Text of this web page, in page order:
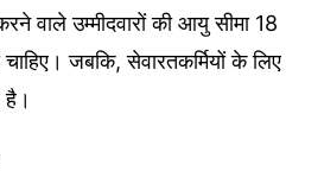
वाले उम्मीदवारों की आयु सीमा 18
जबकि, सेवारतकर्मियों के लिए